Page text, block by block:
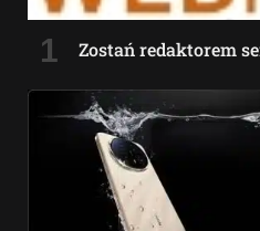
Zostań redaktorem